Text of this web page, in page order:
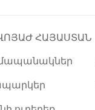
ՀԱՅԱՍՏԱՆ